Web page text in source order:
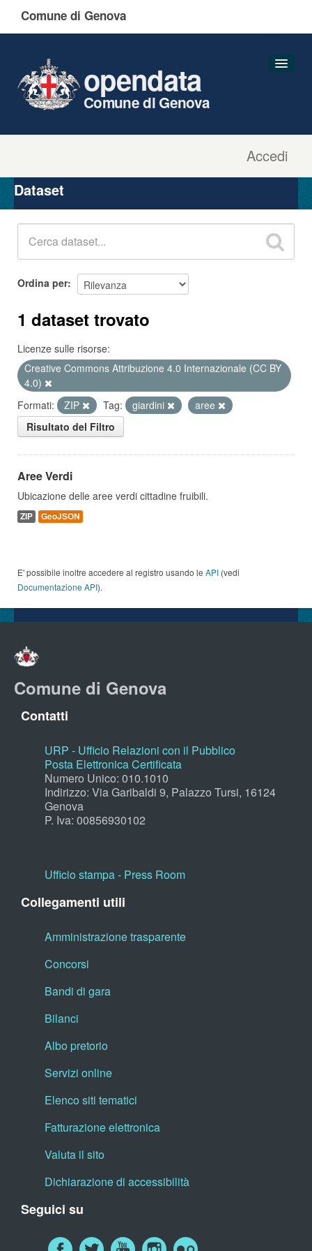
Comune di Genova
Accedi
opendata
Comune di Genova
Organizzazioni
Gruppi
Dataset
Ordina per
1 dataset trovato
Licenze sulle risorse:
Creative Commons Attribuzione 4.0 Internazionale (CC BY
4.0)
Formati:
ZIP Tag: giardini
aree
Risultato del Filtro
Aree Verdi
Ubicazione delle aree verdi cittadine fruibili.
ZIP GeoJSON
E' possibile inoltre accedere al registro usando le API (vedi
Documentazione API).
Comune di Genova
Contatti
URP - Ufficio Relazioni con il Pubblico
Posta Elettronica Certificata
Numero Unico: 010.1010
Indirizzo: Via Garibaldi 9, Palazzo Tursi, 16124
Genova
P. Iva: 00856930102
Ufficio stampa - Press Room
Collegamenti utili
Amministrazione trasparente
Concorsi
Bandi di gara
Bilanci
Albo pretorio
Servizi online
Elenco siti tematici
Fatturazione elettronica
Valuta il sito
Dichiarazione di accessibilità
Seguici su